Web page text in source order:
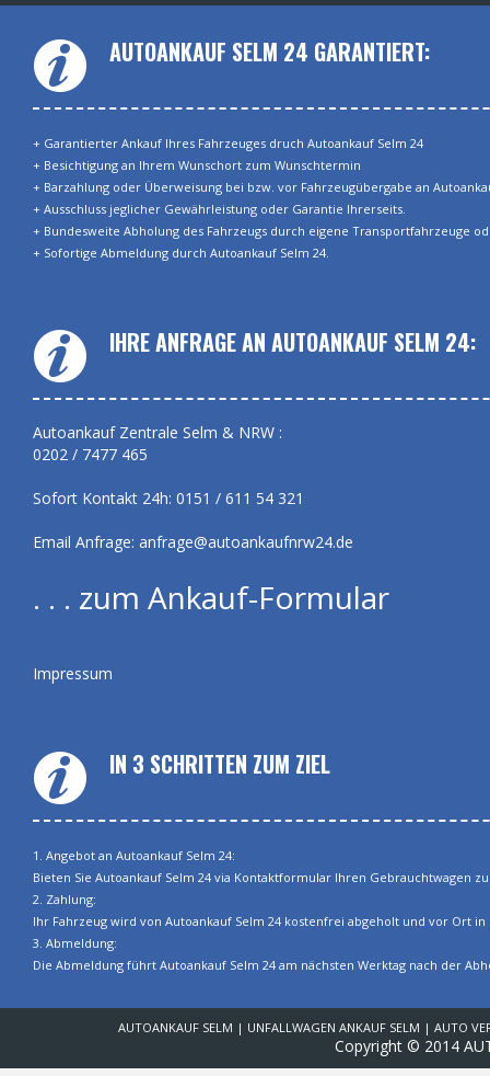
AUTOANKAUF SELM 24 GARANTIERT:
+ Garantierter Ankauf Ihres Fahrzeuges druch Autoankauf Selm 24
+ Besichtigung an Ihrem Wunschort zum Wunschtermin
+ Barzahlung oder Überweisung bei bzw. vor Fahrzeugübergabe an
+ Ausschluss jeglicher Gewährleistung oder Garantie Ihrerseits.
+ Bundesweite Abholung des Fahrzeugs durch eigene Transportfahrzeuge
+ Sofortige Abmeldung durch Autoankauf Selm 24.
IHRE ANFRAGE AN AUTOANKAUF SELM 24:
Autoankauf Zentrale Selm & NRW :
0202 / 7477 465
Sofort Kontakt 24h: 0151 / 611 54 321
Email Anfrage: anfrage@autoankaufnrw24.de
. . . zum Ankauf-Formular
Impressum
IN 3 SCHRITTEN ZUM ZIEL
1. Angebot an Autoankauf Selm 24:
Bieten Sie Autoankauf Selm 24 via Kontaktformular Ihren Gebrauchtwagen
2. Zahlung:
Ihr Fahrzeug wird von Autoankauf Selm 24 kostenfrei abgeholt und vor Ort in
3. Abmeldung:
Die Abmeldung führt Autoankauf Selm 24 am nächsten Werktag nach der
AUTOANKAUF SELM | UNFALLWAGEN ANKAUF SELM | AUTO
Copyright © 2014